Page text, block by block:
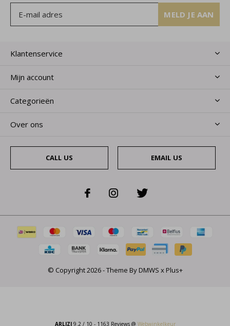
MELD JE AAN
Klantenservice
Mijn account
Categorieën
Over ons
CALL US EMAIL US
© Copyright2026- Theme ByDMWS xPlus+
ARLIZI9.2/ 10 - 1163 Reviews @ Webwinkelkeur